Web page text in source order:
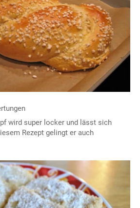
wird super locker und lässt sich
Rezept gelingt er auch